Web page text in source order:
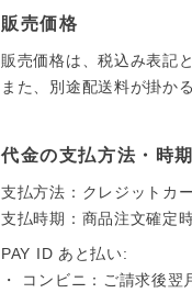
販売価格
販売価格は、税込み表記
また、別途配送料が掛か
代金の支払方法・時期
支払方法：クレジットカ
支払時期：商品注文確定
PAY ID あと払い:
・ コンビニ：ご請求後